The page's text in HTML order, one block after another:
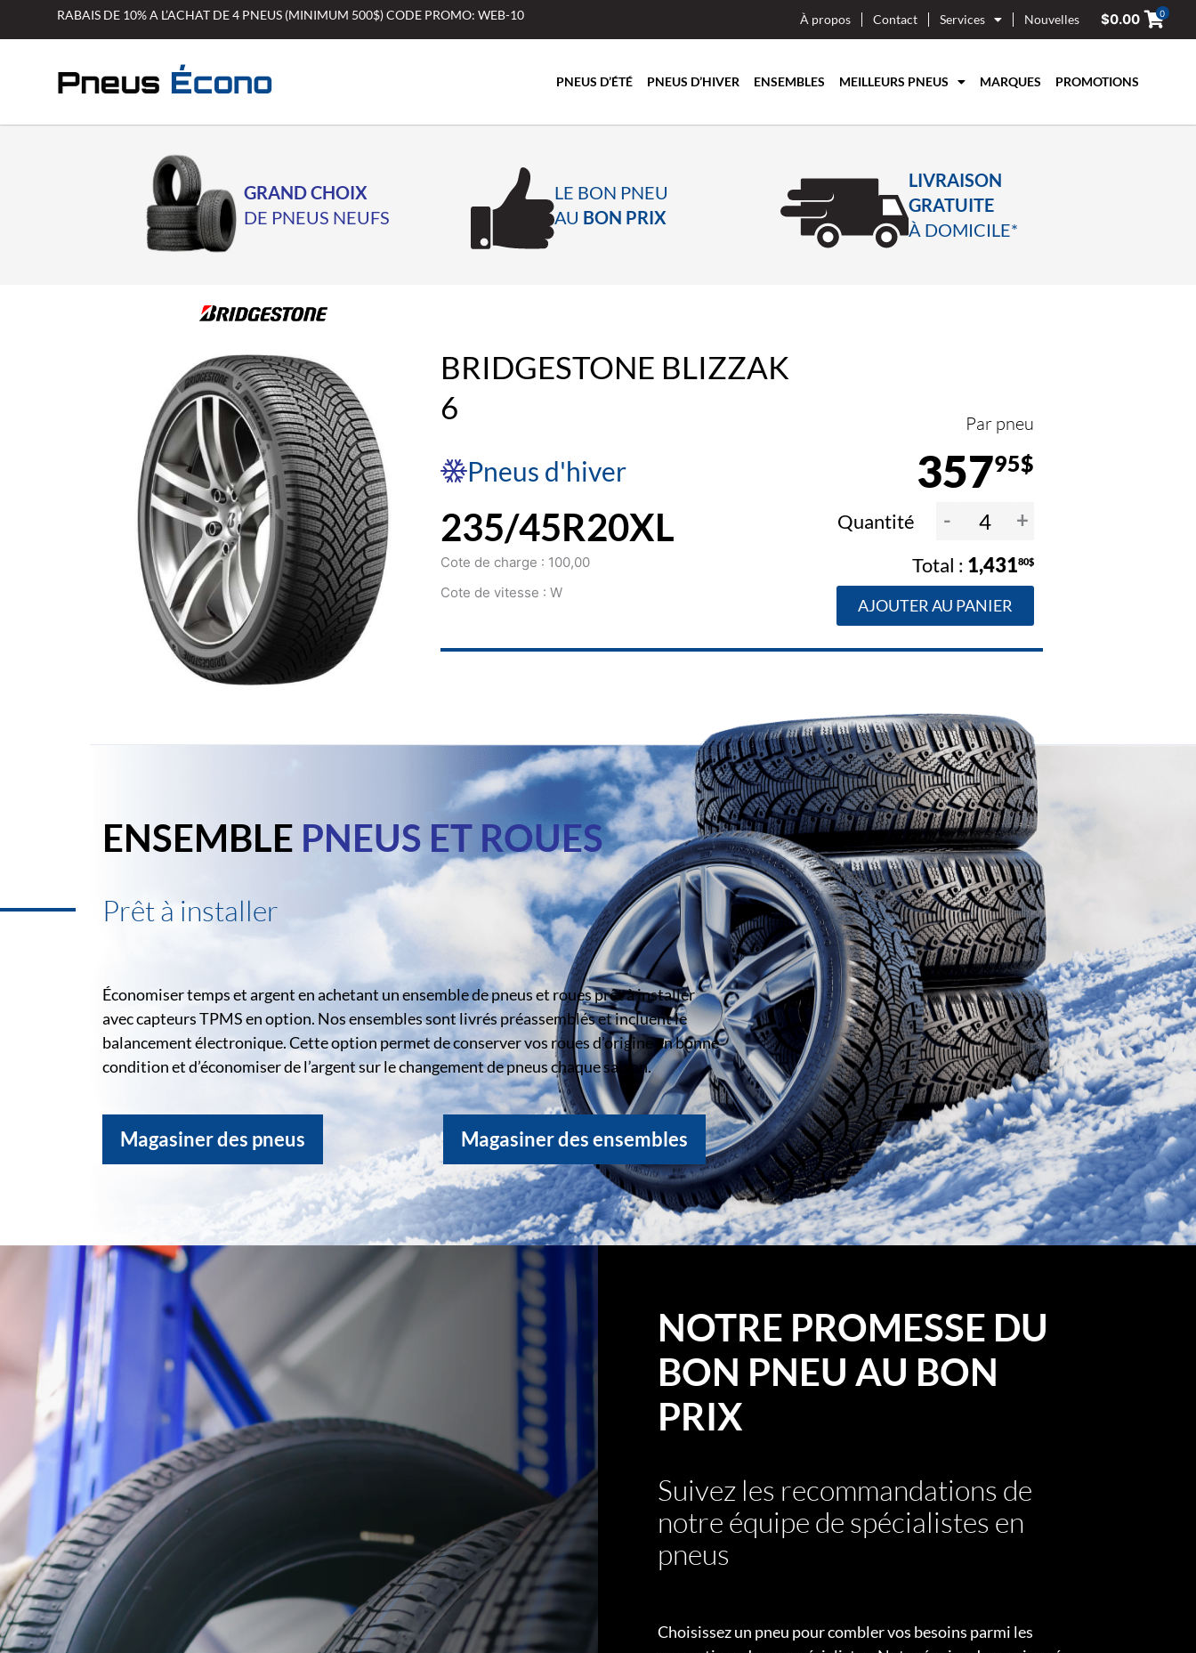
RABAIS DE 10% A L’ACHAT DE 4 PNEUS (MINIMUM 500$) CODE PROMO: WEB-10 À propos Contact Services Nouvelles $0.00 0
PNEUS D’ÉTÉ PNEUS D’HIVER ENSEMBLES MEILLEURS PNEUS MARQUES PROMOTIONS
GRAND CHOIX
DE PNEUS NEUFS
LE BON PNEU
AU BON PRIX
LIVRAISON
GRATUITE
À DOMICILE*
BRIDGESTONE BLIZZAK
6
Pneus d'hiver
Par pneu
35795$
235/45R20XL
Cote de charge : 100,00
Cote de vitesse : W
Quantité - +
1,43180$
AJOUTER AU PANIER
ENSEMBLE PNEUS ET ROUES
Prêt à installer
Économiser temps et argent en achetant un ensemble de pneus et roues prêt à installer
avec capteurs TPMS en option. Nos ensembles sont livrés préassemblés et incluent le
balancement électronique. Cette option permet de conserver vos roues d’origine en bonne
condition et d’économiser de l’argent sur le changement de pneus chaque saison.
Magasiner des pneus Magasiner des ensembles
NOTRE PROMESSE DU
BON PNEU AU BON
PRIX
Suivez les recommandations de
notre équipe de spécialistes en
pneus
Choisissez un pneu pour combler vos besoins parmi les